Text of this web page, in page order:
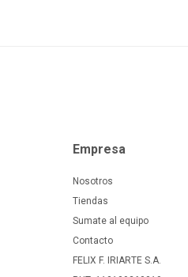
Empresa
Nosotros
Tiendas
Sumate al equipo
Contacto
FELIX F. IRIARTE S.A.